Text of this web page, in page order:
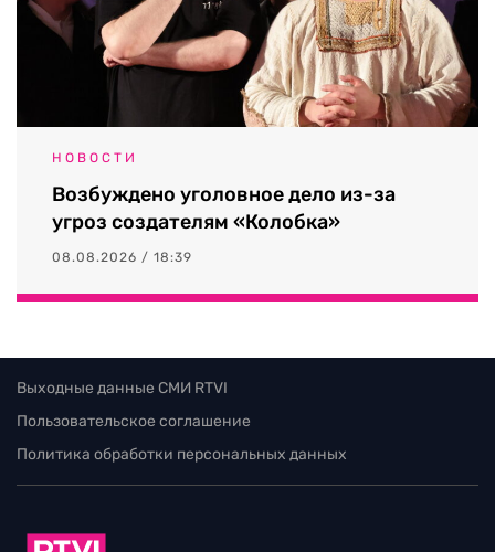
НОВОСТИ
Возбуждено уголовное дело из-за
угроз создателям «Колобка»
08.08.2026 / 18:39
Выходные данные СМИ RTVI
Пользовательское соглашение
Политика обработки персональных данных